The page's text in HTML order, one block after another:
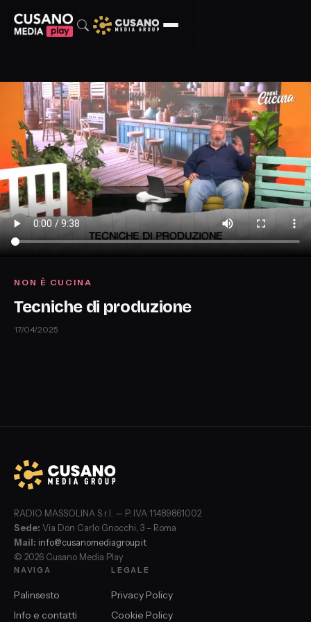
NON È CUCINA
Tecniche di produzione
17/04/2025
RADIO MASSOLINA S.r.l. — P. IVA 11489861002
Sede: Via Don Carlo Gnocchi, 3 – Roma
Mail: info@cusanomediagroup.it
© 2026 Cusano Media Play
NAVIGA
Palinsesto
Info e contatti
LEGALE
Privacy Policy
Cookie Policy